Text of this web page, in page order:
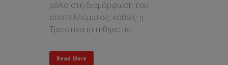
ρόλο στη διαμόρφωση του
αποτελέσματος, καθώς η
Τριεστίνα ηττήθηκε με...
Read More